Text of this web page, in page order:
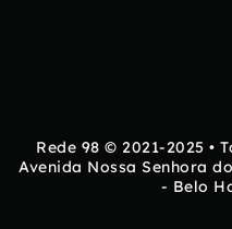
Rede 98 © 2021-2025 •
Avenida Nossa Senhora
- Belo